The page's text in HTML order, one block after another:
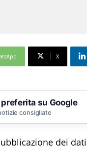
X
su Google
consigliate
dei